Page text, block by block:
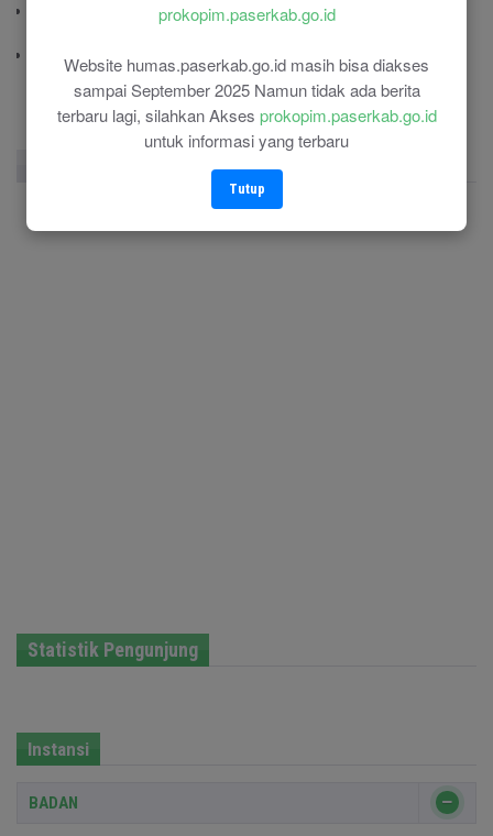
prokopim.paserkab.go.id
Website humas.paserkab.go.id masih bisa diakses
sampai September 2025 Namun tidak ada berita
terbaru lagi, silahkan Akses prokopim.paserkab.go.id
untuk informasi yang terbaru
Tutup
RSU Panglima Sebaya
(0543) 21118
Twitter Instagram
Statistik Pengunjung
Instansi
BADAN